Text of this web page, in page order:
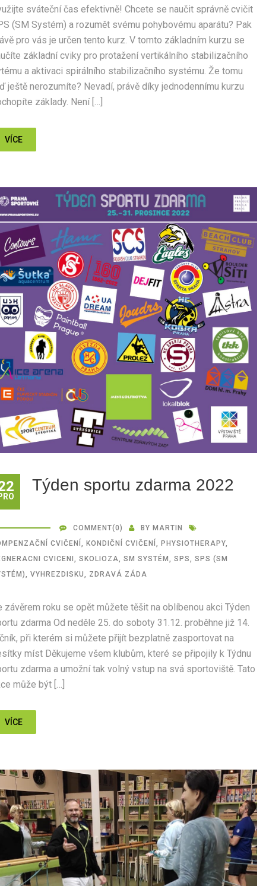
sváteční čas efektivně! Chcete se naučit správně cvičit
(SM Systém) a rozumět svému pohybovému aparátu? Pak
pro vás je určen tento kurz. V tomto základním kurzu se
základní cviky pro protažení vertikálního stabilizačního
a aktivaci spirálního stabilizačního systému. Že tomu
ještě nerozumíte? Nevadí, právě díky jednodennímu kurzu
základy. Není […]
VÍCE
Týden sportu zdarma 2022
COMMENT(0) BY MARTIN
CVIČENÍ , KONDIČNÍ CVIČENÍ , PHYSIOTHERAPY,
CVICENI , SKOLIOZA, SM SYSTÉM , SPS, SPS (SM
, VYHREZDISKU, ZDRAVÁ ZÁDA
závěrem roku se opět můžete těšit na oblíbenou akci Týden
zdarma Od neděle 25. do soboty 31.12. proběhne již 14.
při kterém si můžete přijít bezplatně zasportovat na
míst Děkujeme všem klubům, které se připojily k Týdnu
zdarma a umožní tak volný vstup na svá sportoviště. Tato
může být […]
VÍCE